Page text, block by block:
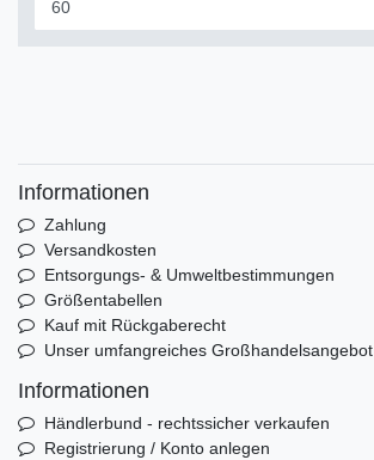
Informationen
Zahlung
Versandkosten
Entsorgungs- & Umweltbestimmungen
Größentabellen
Kauf mit Rückgaberecht
Unser umfangreiches Großhandelsangebot
Informationen
Händlerbund - rechtssicher verkaufen
Registrierung / Konto anlegen